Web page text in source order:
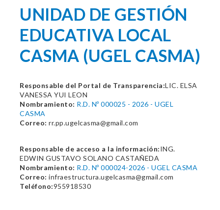
UNIDAD DE GESTIÓN
EDUCATIVA LOCAL
CASMA (UGEL CASMA)
Responsable del Portal de Transparencia:LIC. ELSA
VANESSA YUI LEON
Nombramiento: R.D. Nº 000025 - 2026 - UGEL
CASMA
Correo: rr.pp.ugelcasma@gmail.com
Responsable de acceso a la información:ING.
EDWIN GUSTAVO SOLANO CASTAÑEDA
Nombramiento: R.D. Nº 000024-2026 - UGEL CASMA
Correo: infraestructura.ugelcasma@gmail.com
Teléfono:955918530